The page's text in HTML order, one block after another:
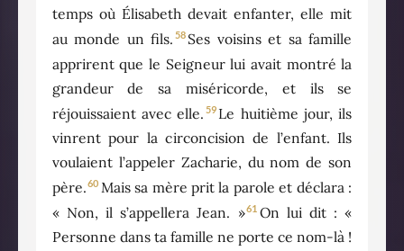
temps où Élisabeth devait enfanter, elle mit
au monde un fils. 58 Ses voisins et sa famille
apprirent que le Seigneur lui avait montré la
grandeur de sa miséricorde, et ils se
réjouissaient avec elle. 59 Le huitième jour, ils
vinrent pour la circoncision de l’enfant. Ils
voulaient l’appeler Zacharie, du nom de son
père.60 Mais sa mère prit la parole et déclara :
« Non, il s’appellera Jean. »61 On lui dit : «
Personne dans ta famille ne porte ce nom-là !